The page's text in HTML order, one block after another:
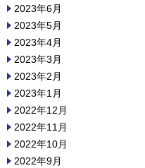
2023年6月
2023年5月
2023年4月
2023年3月
2023年2月
2023年1月
2022年12月
2022年11月
2022年10月
2022年9月